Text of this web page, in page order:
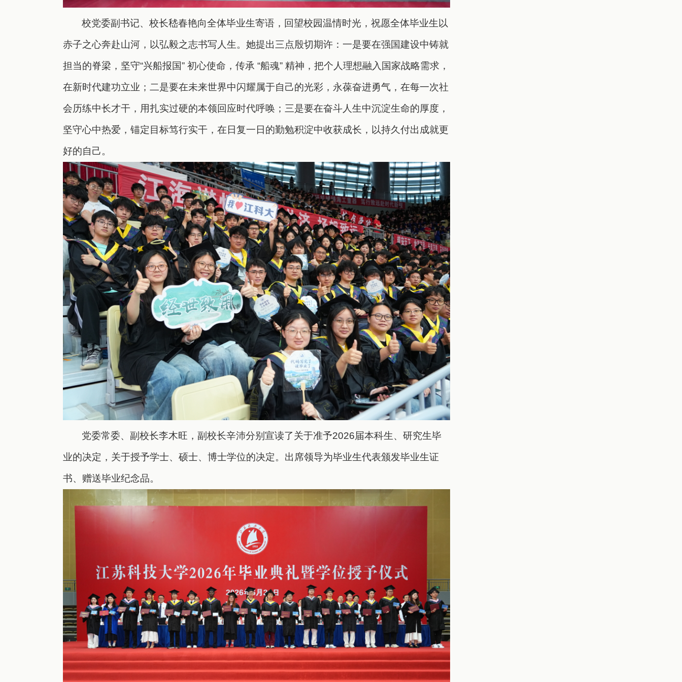
校党委副书记、校长嵇春艳向全体毕业生寄语， 回望校园温情时光，祝愿全体毕业生 以
赤子之心奔赴山河，以弘毅之志书写人生。她提出三点殷切期许：一是要在强国建设中铸就
担当的脊梁， 坚守“兴船报国” 初心使命，传承 “船魂” 精神，把个人理想融入国家战略需求，
在新时代建功立业；二是要在未来世界中闪耀属于自己的光彩，永葆奋进勇气，在每一次社
会历练中长才干，用扎实过硬的本领回应时代呼唤；三是要在奋斗人生中沉淀生命的厚度，
坚守心中热爱，锚定目标笃行实干，在日复一日的勤勉积淀中收获成长，以持久付出成就更
好的自己。
党委常委、副校长李木旺 ，副校长辛沛分别宣读了关于准予2026届本科生、研究生毕
业的决定 ， 关于授予学士、硕士、博士学位的决定。 出席领导为毕业生代表颁发毕业生证
书、赠送毕业纪念品。